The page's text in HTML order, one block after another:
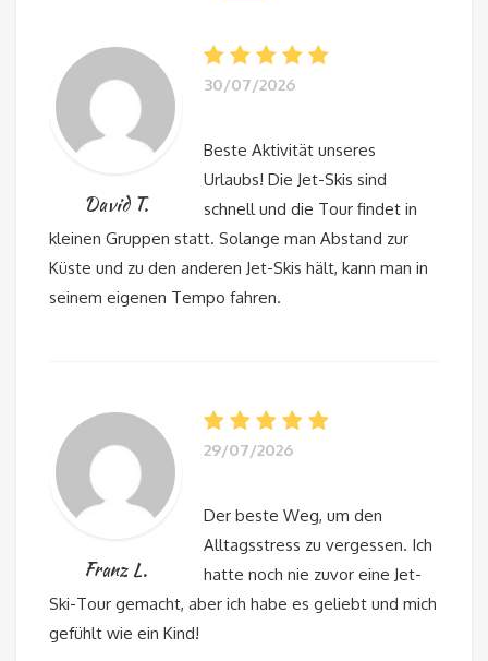
David T.
30/07/2026
Beste Aktivität unseres
Urlaubs! Die Jet-Skis sind
schnell und die Tour findet in
kleinen Gruppen statt. Solange man Abstand zur
Küste und zu den anderen Jet-Skis hält, kann man in
seinem eigenen Tempo fahren.
Franz L.
29/07/2026
Der beste Weg, um den
Alltagsstress zu vergessen. Ich
hatte noch nie zuvor eine Jet-
Ski-Tour gemacht, aber ich habe es geliebt und mich
gefühlt wie ein Kind!